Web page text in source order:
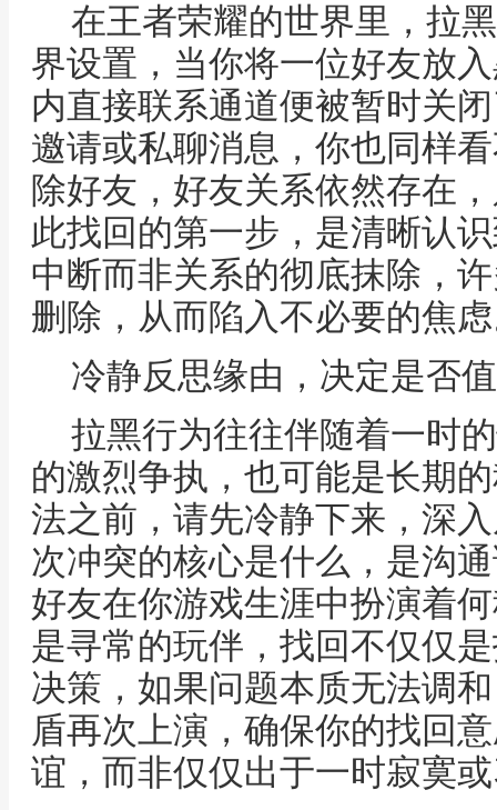
在王者荣耀的世界里，拉
界设置，当你将一位好友放
内直接联系通道便被暂时关
邀请或私聊消息，你也同样
除好友，好友关系依然存在
此找回的第一步，是清晰认
中断而非关系的彻底抹除，
删除，从而陷入不必要的焦
冷静反思缘由，决定是否
拉黑行为往往伴随着一时
的激烈争执，也可能是长期
法之前，请先冷静下来，深
次冲突的核心是什么，是沟
好友在你游戏生涯中扮演着
是寻常的玩伴，找回不仅仅
决策，如果问题本质无法调
盾再次上演，确保你的找回
谊，而非仅仅出于一时寂寞